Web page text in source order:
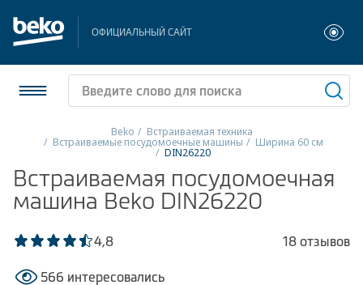
ОФИЦИАЛЬНЫЙ САЙТ
Стиральные и сушильные машины
Посудомоечные машины
Плиты
Beko Встраиваемая техника
Встраиваемые посудомоечные машины Ширина 60 см
DIN26220
Встраиваемая посудомоечная
машина Beko DIN26220
4,8 18 отзывов
566 интересовались